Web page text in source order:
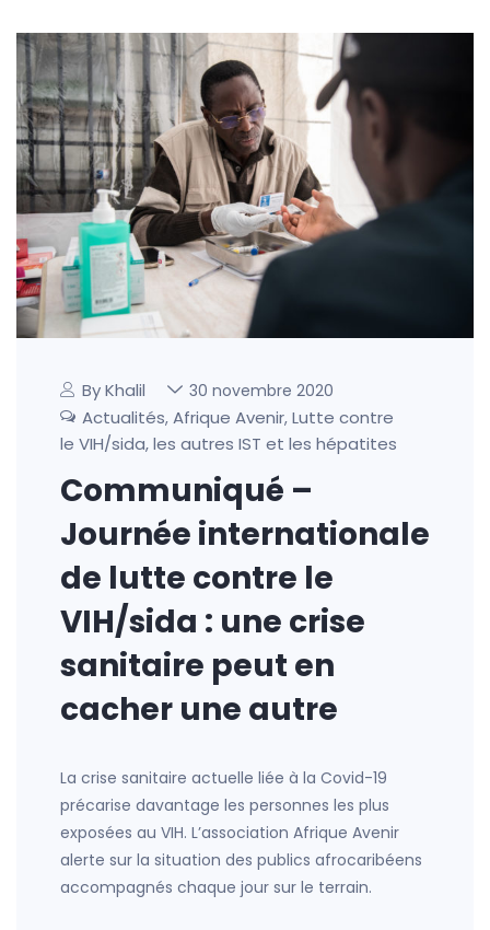
By Khalil 30 novembre 2020
Actualités, Afrique Avenir, Lutte contre
le VIH/sida, les autres IST et les hépatites
Communiqué –
Journée internationale
de lutte contre le
VIH/sida : une crise
sanitaire peut en
cacher une autre
La crise sanitaire actuelle liée à la Covid-19
précarise davantage les personnes les plus
exposées au VIH. L’association Afrique Avenir
alerte sur la situation des publics afrocaribéens
accompagnés chaque jour sur le terrain.